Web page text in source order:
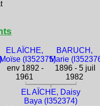
EL AÏCHE,
Moïse (I352375)
env 1892 -
1961
BARUCH,
Marie
1896 - 5 juil
1982
EL AÏCHE, Daisy
Baya (I352374)